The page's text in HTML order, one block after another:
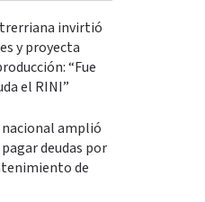
invirtió
y proyecta
“Fue
el RINI”
amplió
deudas por
de